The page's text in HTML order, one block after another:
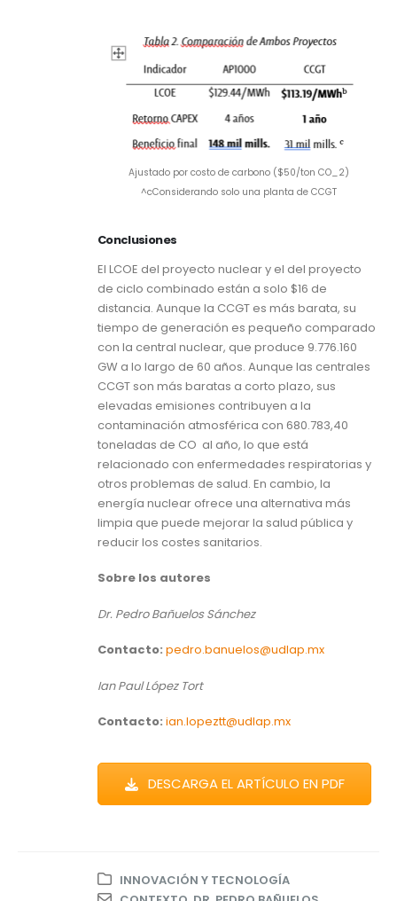
Ajustado por costo de carbono ($50/ton CO_2)
^cConsiderando solo una planta de CCGT
Conclusiones
El LCOE del proyecto nuclear y el del proyecto
de ciclo combinado están a solo $16 de
distancia. Aunque la CCGT es más barata, su
tiempo de generación es pequeño comparado
con la central nuclear, que produce 9.776.160
GW a lo largo de 60 años. Aunque las centrales
CCGT son más baratas a corto plazo, sus
elevadas emisiones contribuyen a la
contaminación atmosférica con 680.783,40
toneladas de CO al año, lo que está
relacionado con enfermedades respiratorias y
otros problemas de salud. En cambio, la
energía nuclear ofrece una alternativa más
limpia que puede mejorar la salud pública y
reducir los costes sanitarios.
Sobre los autores
Dr. Pedro Bañuelos Sánchez
Contacto: pedro.banuelos@udlap.mx
Ian Paul López Tort
Contacto: ian.lopeztt@udlap.mx
DESCARGA EL ARTÍCULO EN PDF
INNOVACIÓN Y TECNOLOGÍA